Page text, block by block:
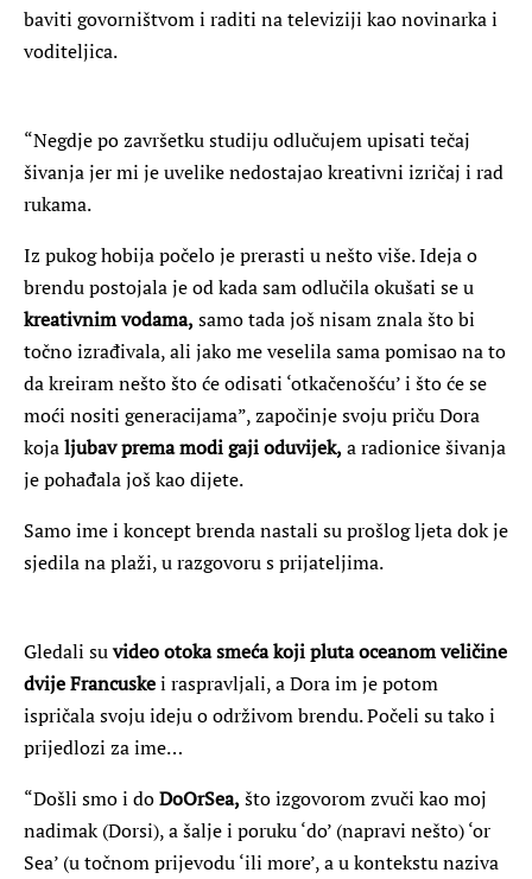
baviti govorništvom i raditi na televiziji kao novinarka i
voditeljica.
“Negdje po završetku studiju odlučujem upisati tečaj
šivanja jer mi je uvelike nedostajao kreativni izričaj i rad
rukama.
Iz pukog hobija počelo je prerasti u nešto više. Ideja o
brendu postojala je od kada sam odlučila okušati se u
kreativnim vodama, samo tada još nisam znala što bi
točno izrađivala, ali jako me veselila sama pomisao na to
da kreiram nešto što će odisati ‘otkačenošću’ i što će se
moći nositi generacijama”, započinje svoju priču Dora
kojaljubav prema modi gaji oduvijek, a radionice šivanja
je pohađala još kao dijete.
Samo ime i koncept brenda nastali su prošlog ljeta dok je
sjedila na plaži, u razgovoru s prijateljima.
Gledali suvideo otoka smeća koji pluta oceanom veličine
dvije Francuskei raspravljali, a Dora im je potom
ispričala svoju ideju o održivom brendu. Počeli su tako i
prijedlozi za ime…
“Došli smo i doDoOrSea, što izgovorom zvuči kao moj
nadimak (Dorsi), a šalje i poruku ‘do’ (napravi nešto) ‘or
Sea’ (u točnom prijevodu ‘ili more’, a u kontekstu naziva